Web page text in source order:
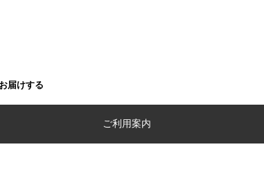
届けする
ご利用案内